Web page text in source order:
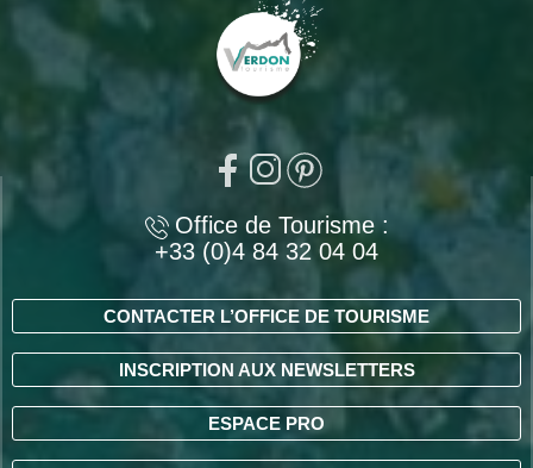
Office de Tourisme :
+33 (0)4 84 32 04 04
CONTACTER L’OFFICE DE TOURISME
INSCRIPTION AUX NEWSLETTERS
ESPACE PRO